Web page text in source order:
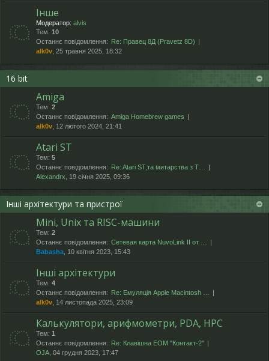
Інше
Модератор: alvis
Тем: 10
Останнє повідомлення:
Re: Правец 8Д (Pravetz 8D)
alk0v , 25 травня 2025, 18:32
16 bit
Amiga
Тем: 2
Останнє повідомлення: Amiga Homebrew games
alk0v , 12 лютого 2024, 21:41
Atari ST
Тем: 5
Останнє повідомлення:
Re: Atari ST,та митарства з T…
Alexandrx , 19 січня 2025, 09:36
Інші архітектури та пристрої
Mini, Unix та RISC-машини
Тем: 2
Останнє повідомлення: Сетевая карта NuvoLink II от …
Babasha , 10 квітня 2023, 15:43
Інші архітектури
Тем: 4
Останнє повідомлення:
Re: Емуляція Apple Macintosh …
alk0v , 14 листопада 2025, 23:09
Калькулятори, арифмометри, PDA, HPC
Тем: 1
Останнє повідомлення:
Re: Клавішна ЕОМ "Контакт-2"
OJA , 04 грудня 2023, 17:47